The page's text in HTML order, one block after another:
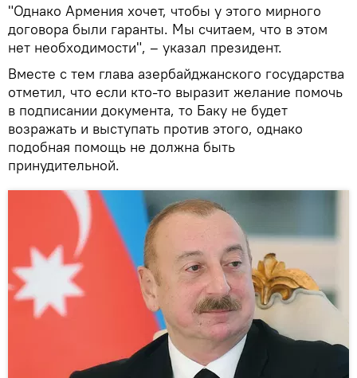
"Однако Армения хочет, чтобы у этого мирного
договора были гаранты. Мы считаем, что в этом
нет необходимости", – указал президент.
Вместе с тем глава азербайджанского государства
отметил, что если кто-то выразит желание помочь
в подписании документа, то Баку не будет
возражать и выступать против этого, однако
подобная помощь не должна быть
принудительной.